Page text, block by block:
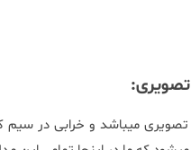
میباشد و خرابی در سیم